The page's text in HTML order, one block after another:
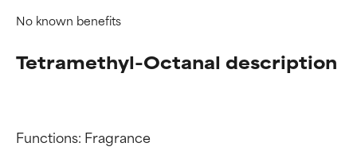
No known benefits
Tetramethyl-Octanal description
Functions: Fragrance